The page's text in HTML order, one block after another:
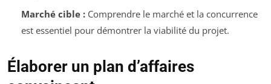
Marché cible :Comprendre le marché et la concurrence
est essentiel pour démontrer la viabilité du projet.
Élaborer un plan d’affaires